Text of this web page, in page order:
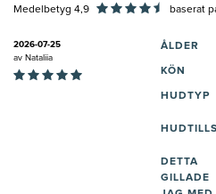
Medelbetyg 4,9 baserat
2026-07-25
av Nataliia
ÅLDER
KÖN
HUDTYP
DETTA
GILLADE